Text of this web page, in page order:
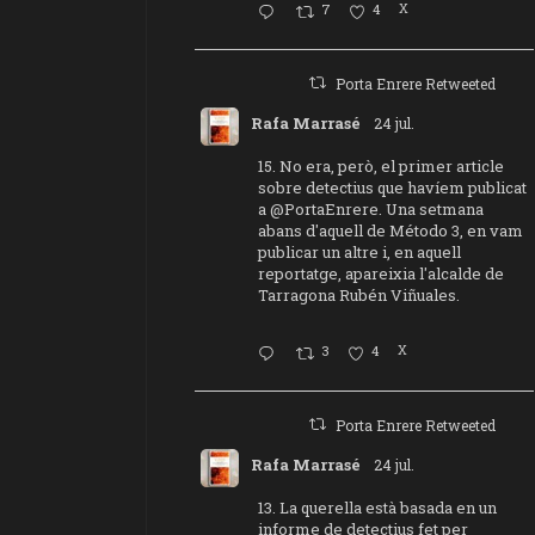
7 4 X
Porta Enrere Retweeted
Rafa Marrasé 24 jul.
15. No era, però, el primer article
sobre detectius que havíem publicat
a@PortaEnrere. Una setmana
abans d'aquell de Método 3, en vam
publicar un altre i, en aquell
reportatge, apareixia l'alcalde de
Tarragona Rubén Viñuales.
3 4 X
Porta Enrere Retweeted
Rafa Marrasé 24 jul.
13. La querella està basada en un
informe de detectius fet per